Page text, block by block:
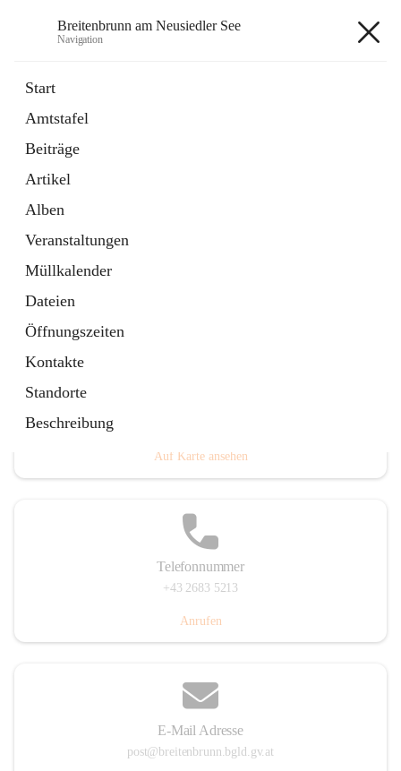
Breitenbrunn am Neusiedler See
Navigation
Start
Amtstafel
Beiträge
Artikel
Alben
Veranstaltungen
Müllkalender
Dateien
Öffnungszeiten
Kontakte
Standorte
Beschreibung
18 Schnellzugriffe
Gemeindeservice
Auf Karte ansehen
Telefonnummer
+43 2683 5213
Anrufen
E-Mail Adresse
post@breitenbrunn.bgld.gv.at